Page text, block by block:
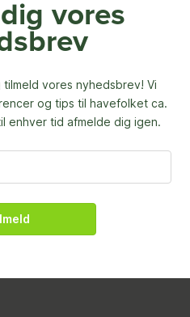
vores
vores nyhedsbrev! Vi
og tips til havefolket ca.
enhver tid afmelde dig igen.